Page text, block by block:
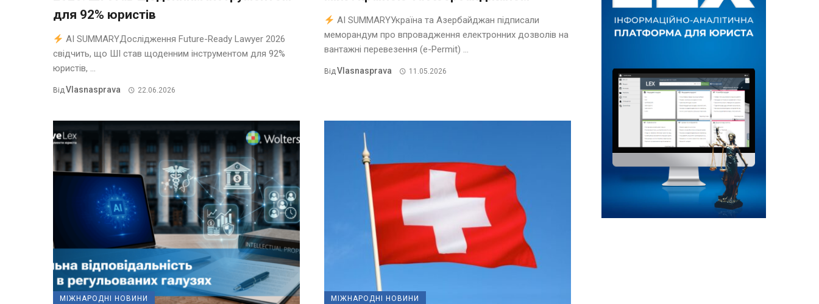
для 92% юристів
AI SUMMARYДослідження Future-Ready Lawyer 2026
свідчить, що ШІ став щоденним інструментом для 92%
юристів, ...
ВідVlasnasprava 22.06.2026
AI SUMMARYУкраїна та Азербайджан підписали
меморандум про впровадження електронних дозволів на
вантажні перевезення (e-Permit) ...
ВідVlasnasprava 11.05.2026
МІЖНАРОДНІ НОВИНИ МІЖНАРОДНІ НОВИНИ